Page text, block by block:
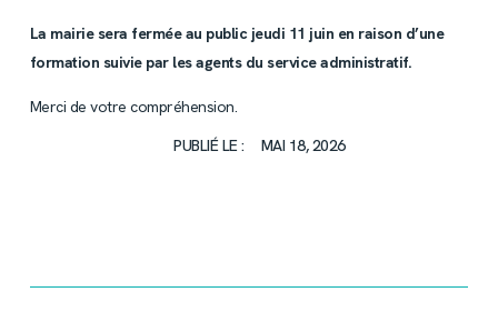
La mairie sera fermée au public jeudi 11 juin en raison d’une
formation suivie par les agents du service administratif.
Merci de votre compréhension.
PUBLIÉ LE :
MAI 18, 2026